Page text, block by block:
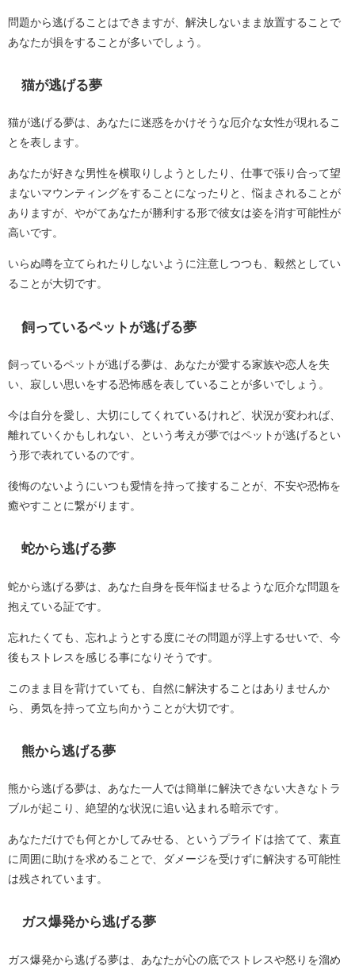
問題から逃げることはできますが、解決しないまま放置することで
あなたが損をすることが多いでしょう。
猫が逃げる夢
猫が逃げる夢は、あなたに迷惑をかけそうな厄介な女性が現れるこ
とを表します。
あなたが好きな男性を横取りしようとしたり、仕事で張り合って望
まないマウンティングをすることになったりと、悩まされることが
ありますが、やがてあなたが勝利する形で彼女は姿を消す可能性が
高いです。
いらぬ噂を立てられたりしないように注意しつつも、毅然としてい
ることが大切です。
飼っているペットが逃げる夢
飼っているペットが逃げる夢は、あなたが愛する家族や恋人を失
い、寂しい思いをする恐怖感を表していることが多いでしょう。
今は自分を愛し、大切にしてくれているけれど、状況が変われば、
離れていくかもしれない、という考えが夢ではペットが逃げるとい
う形で表れているのです。
後悔のないようにいつも愛情を持って接することが、不安や恐怖を
癒やすことに繋がります。
蛇から逃げる夢
蛇から逃げる夢は、あなた自身を長年悩ませるような厄介な問題を
抱えている証です。
忘れたくても、忘れようとする度にその問題が浮上するせいで、今
後もストレスを感じる事になりそうです。
このまま目を背けていても、自然に解決することはありませんか
ら、勇気を持って立ち向かうことが大切です。
熊から逃げる夢
熊から逃げる夢は、あなた一人では簡単に解決できない大きなトラ
ブルが起こり、絶望的な状況に追い込まれる暗示です。
あなただけでも何とかしてみせる、というプライドは捨てて、素直
に周囲に助けを求めることで、ダメージを受けずに解決する可能性
は残されています。
ガス爆発から逃げる夢
ガス爆発から逃げる夢は、あなたが心の底でストレスや怒りを溜め